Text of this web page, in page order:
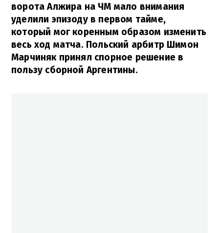
ворота Алжира на ЧМ мало внимания
уделили эпизоду в первом тайме,
который мог коренным образом изменить
весь ход матча. Польский арбитр Шимон
Марчиняк принял спорное решение в
пользу сборной Аргентины.